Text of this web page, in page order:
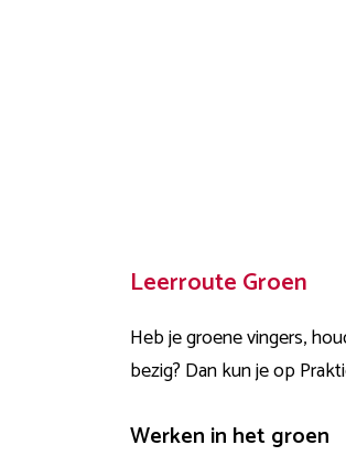
Leerroute Groen
Heb jegroenevingers,
bezig? Dan kun je op
Werken in het groen